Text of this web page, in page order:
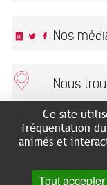
Ce champ est
Nos
Nous
ARCHIVES
2 rue des Archives
Accès mobilité
Ce site
fréquentation
animés et
Tout accepter